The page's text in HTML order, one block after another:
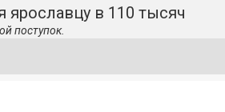
в 110 тысяч
поступок.